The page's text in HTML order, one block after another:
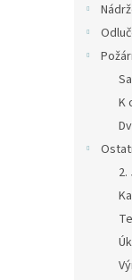
K
2.